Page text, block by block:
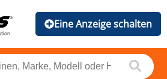
Eine Anzeige schalten